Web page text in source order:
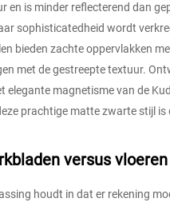
en is minder reflecterend dan
sophisticatedheid wordt
bieden zachte oppervlakken
met de gestreepte textuur.
magnetisme van de
prachtige matte zwarte stijl is
versus vloeren
houdt in dat er rekening